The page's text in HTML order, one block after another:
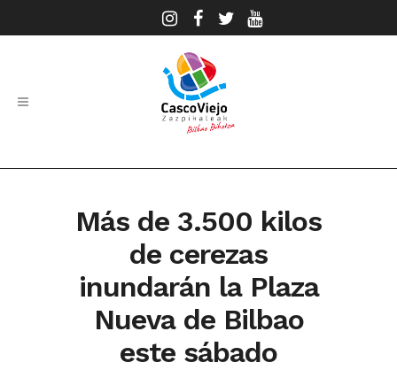
Más de 3.500 kilos
de cerezas
inundarán la Plaza
Nueva de Bilbao
este sábado